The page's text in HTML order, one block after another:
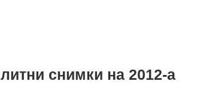
снимки на 2012-а